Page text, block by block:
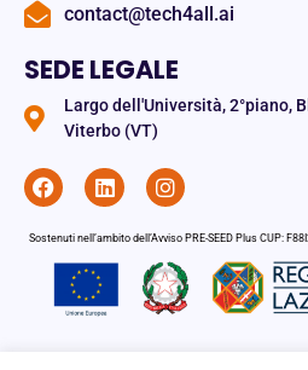
contact@tech4all.ai
SEDE LEGALE
Largo dell'Università, 2°piano,
Viterbo (VT)
Sostenuti nell’ambito dell’Avviso PRE-SEED Plus CUP: